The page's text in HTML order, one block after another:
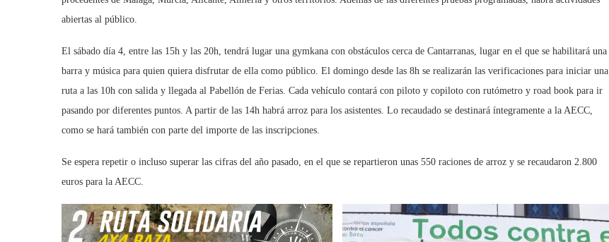
abiertas al público.
El sábado día 4, entre las 15h y las 20h, tendrá lugar una gymkana con obstáculos cerca de Cantarranas, lugar en el que se habilitará una
barra y música para quien quiera disfrutar de ella como público. El domingo desde las 8h se realizarán las verificaciones para iniciar una
ruta a las 10h con salida y llegada al Pabellón de Ferias. Cada vehículo contará con piloto y copiloto con rutómetro y road book para ir
pasando por diferentes puntos. A partir de las 14h habrá arroz para los asistentes. Lo recaudado se destinará íntegramente a la AECC,
como se hará también con parte del importe de las inscripciones.
Se espera repetir o incluso superar las cifras del año pasado, en el que se repartieron unas 550 raciones de arroz y se recaudaron 2.800
euros para la AECC.